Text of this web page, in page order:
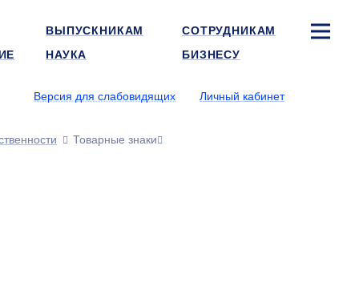
ВЫПУСКНИКАМ
СОТРУДНИКАМ
НАУКА БИЗНЕСУ
Версия для слабовидящих Личный кабинет
Товарные знаки